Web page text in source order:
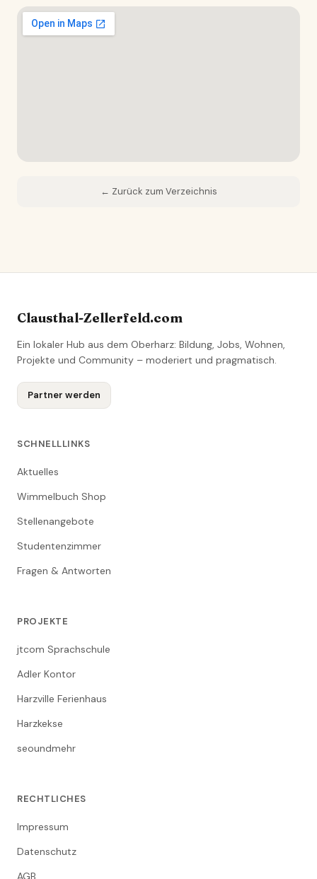
← Zurück zum Verzeichnis
Clausthal-Zellerfeld.com
Ein lokaler Hub aus dem Oberharz: Bildung, Jobs, Wohnen,
Projekte und Community – moderiert und pragmatisch.
Partner werden
SCHNELLLINKS
Aktuelles
Wimmelbuch Shop
Stellenangebote
Studentenzimmer
Fragen & Antworten
PROJEKTE
jtcom Sprachschule
Adler Kontor
Harzville Ferienhaus
Harzkekse
seoundmehr
RECHTLICHES
Impressum
Datenschutz
AGB